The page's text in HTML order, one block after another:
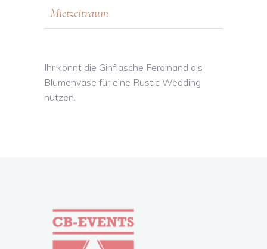
Mietzeitraum
Ihr könnt die Ginflasche Ferdinand als
Blumenvase für eine Rustic Wedding
nutzen.